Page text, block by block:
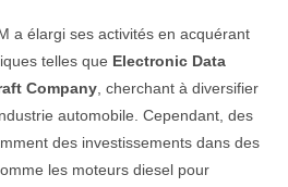
a élargi ses activités en acquérant
telles que Electronic Data
Company, cherchant à diversifier
automobile. Cependant, des
des investissements dans des
les moteurs diesel pour